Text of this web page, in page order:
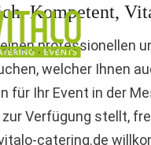
Kompetent,
professionellen
welcher Ihnen
für Ihr Event in der
Verfügung stellt,
catering.de